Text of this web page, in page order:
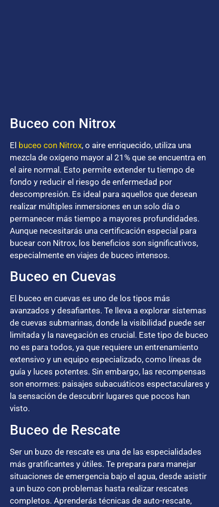
Buceo con Nitrox
El buceo con Nitrox, o aire enriquecido, utiliza una
mezcla de oxígeno mayor al 21% que se encuentra en
el aire normal. Esto permite extender tu tiempo de
fondo y reducir el riesgo de enfermedad por
descompresión. Es ideal para aquellos que desean
realizar múltiples inmersiones en un solo día o
permanecer más tiempo a mayores profundidades.
Aunque necesitarás una certificación especial para
bucear con Nitrox, los beneficios son significativos,
especialmente en viajes de buceo intensos.
Buceo en Cuevas
El buceo en cuevas es uno de los tipos más
avanzados y desafiantes. Te lleva a explorar sistemas
de cuevas submarinas, donde la visibilidad puede ser
limitada y la navegación es crucial. Este tipo de buceo
no es para todos, ya que requiere un entrenamiento
extensivo y un equipo especializado, como líneas de
guía y luces potentes. Sin embargo, las recompensas
son enormes: paisajes subacuáticos espectaculares y
la sensación de descubrir lugares que pocos han
visto.
Buceo de Rescate
Ser un buzo de rescate es una de las especialidades
más gratificantes y útiles. Te prepara para manejar
situaciones de emergencia bajo el agua, desde asistir
a un buzo con problemas hasta realizar rescates
completos. Aprenderás técnicas de auto-rescate,